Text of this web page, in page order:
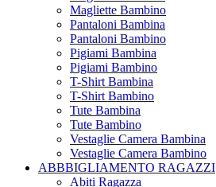
Magliette Bambino
Pantaloni Bambina
Pantaloni Bambino
Pigiami Bambina
Pigiami Bambino
T-Shirt Bambina
T-Shirt Bambino
Tute Bambina
Tute Bambino
Vestaglie Camera Bambina
Vestaglie Camera Bambino
ABBBIGLIAMENTO RAGAZZI
Abiti Ragazza